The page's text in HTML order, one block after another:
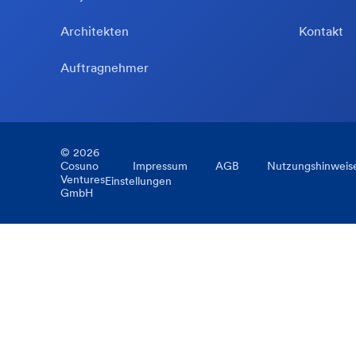
Architekten
Auftragnehmer
Kontakt
© 2026
Cosuno
Ventures
GmbH
Impressum AGB
Einstellungen